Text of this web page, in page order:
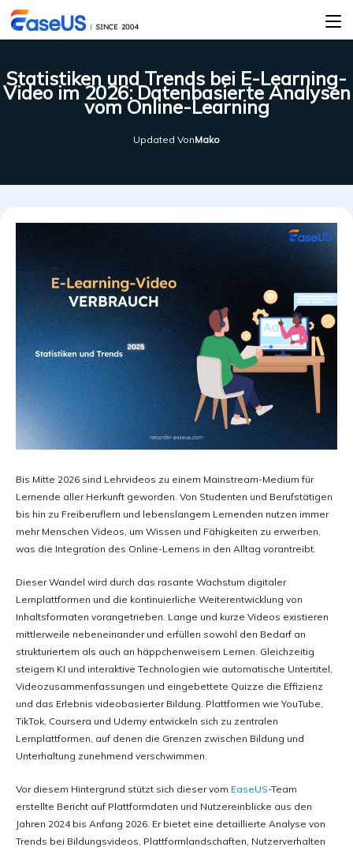
Statistiken und Trends bei E-Learning-
Video im 2026: Datenbasierte Analysen
vom Online-Learning
Updated VonMako
Bis Mitte 2026 sind Lehrvideos zu einem Mainstream-Medium für
Lernende aller Herkunft geworden. Von Studenten und Berufstätigen
bis hin zu Freiberuflern und lebenslangem Lernenden nutzen immer
mehr Menschen Videos, um Wissen und Fähigkeiten zu erwerben,
was die Integration des Online-Lernens in den Alltag vorantreibt.
Dieser Wandel wird durch das rasante Wachstum digitaler
Lernplattformen und die kontinuierliche Weiterentwicklung von
Inhaltsformaten vorangetrieben. Lange und kurze Videos existieren
mittlerweile nebeneinander und erfüllen sowohl den Bedarf an
strukturiertem als auch an häppchenweisem Lernen. Gleichzeitig
steigern KI und interaktive Technologien wie automatische Untertitel,
Videozusammenfassungen und eingebettete Quizze die Effizienz
und das Erlebnis videobasierter Bildung. Plattformen wie YouTube,
TikTok, Coursera und Udemy entwickeln sich zu zentralen
Lernplattformen, auf denen die Grenzen zwischen Bildung und
Unterhaltung zunehmend verschwimmen.
Vor diesem Hintergrund stützt sich dieser vom EaseUS-Team
erstellte Bericht auf Plattformdaten und Nutzereinblicke aus den
Jahren 2024 bis Anfang 2026. Er bietet eine detaillierte Analyse von
Trends bei Bildungsvideos, Plattformlandschaften, Nutzerverhalten